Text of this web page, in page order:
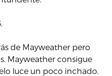
de Mayweather pero
Mayweather consigue
luce un poco inchado.